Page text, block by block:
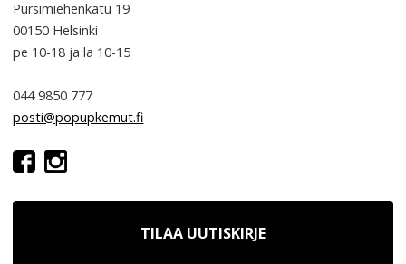
Pursimiehenkatu 19
00150 Helsinki
pe 10-18 ja la 10-15
044 9850 777
posti@popupkemut.fi
TILAA UUTISKIRJE